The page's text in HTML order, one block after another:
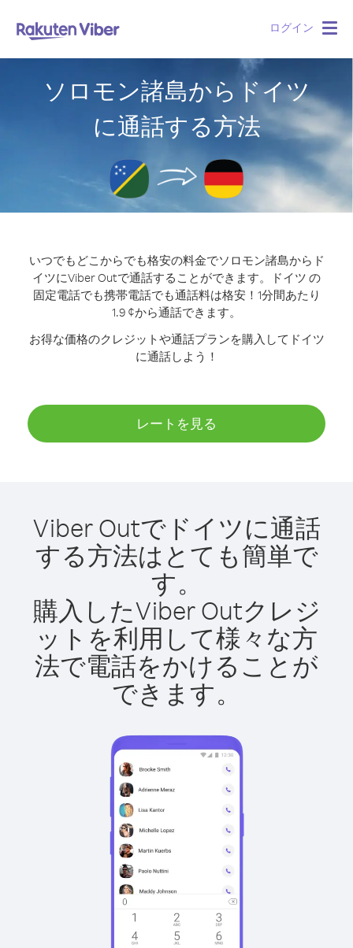
ログイン
ソロモン諸島からドイツ
に通話する方法
いつでもどこからでも格安の料金でソロモン諸島からド
イツにViber Outで通話することができます。
ドイツ の
固定電話でも携帯電話でも通話料は格安！1分間あたり
1.9 ¢から通話できます。
お得な価格のクレジットや通話プランを購入してドイツ
に通話しよう！
レートを見る
Viber Outでドイツに通話
する方法はとても簡単で
す。
購入したViber Outクレジ
ットを利用して様々な方
法で電話をかけることが
できます。